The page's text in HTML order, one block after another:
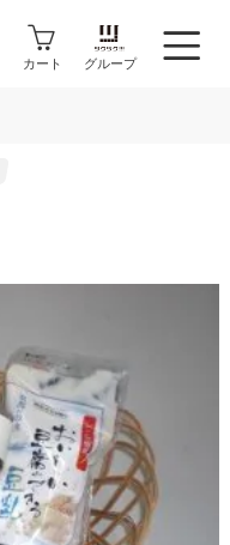
カート グループ